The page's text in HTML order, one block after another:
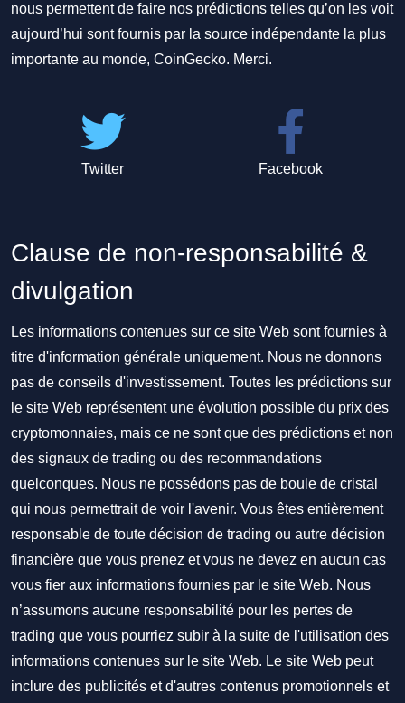
nous permettent de faire nos prédictions telles qu’on les voit
aujourd’hui sont fournis par la source indépendante la plus
importante au monde, CoinGecko. Merci.
Twitter Facebook
Clause de non-responsabilité &
divulgation
Les informations contenues sur ce site Web sont fournies à
titre d'information générale uniquement. Nous ne donnons
pas de conseils d'investissement. Toutes les prédictions sur
le site Web représentent une évolution possible du prix des
cryptomonnaies, mais ce ne sont que des prédictions et non
des signaux de trading ou des recommandations
quelconques. Nous ne possédons pas de boule de cristal
qui nous permettrait de voir l'avenir. Vous êtes entièrement
responsable de toute décision de trading ou autre décision
financière que vous prenez et vous ne devez en aucun cas
vous fier aux informations fournies par le site Web. Nous
n’assumons aucune responsabilité pour les pertes de
trading que vous pourriez subir à la suite de l'utilisation des
informations contenues sur le site Web. Le site Web peut
inclure des publicités et d'autres contenus promotionnels et